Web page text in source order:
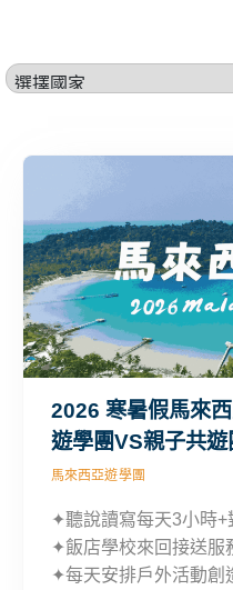
2026 寒暑假馬來
遊學團VS親子共遊
馬來西亞遊學團
✦聽說讀寫每天3小時+
✦飯店學校來回接送服
✦每天安排戶外活動創